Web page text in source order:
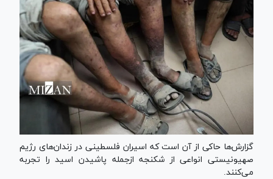
گزارش‌ها حاکی از آن است که اسیران فلسطینی در زندان‌های رژیم
صهیونیستی انواعی از شکنجه ازجمله پاشیدن اسید را تجربه
می‌کنند.